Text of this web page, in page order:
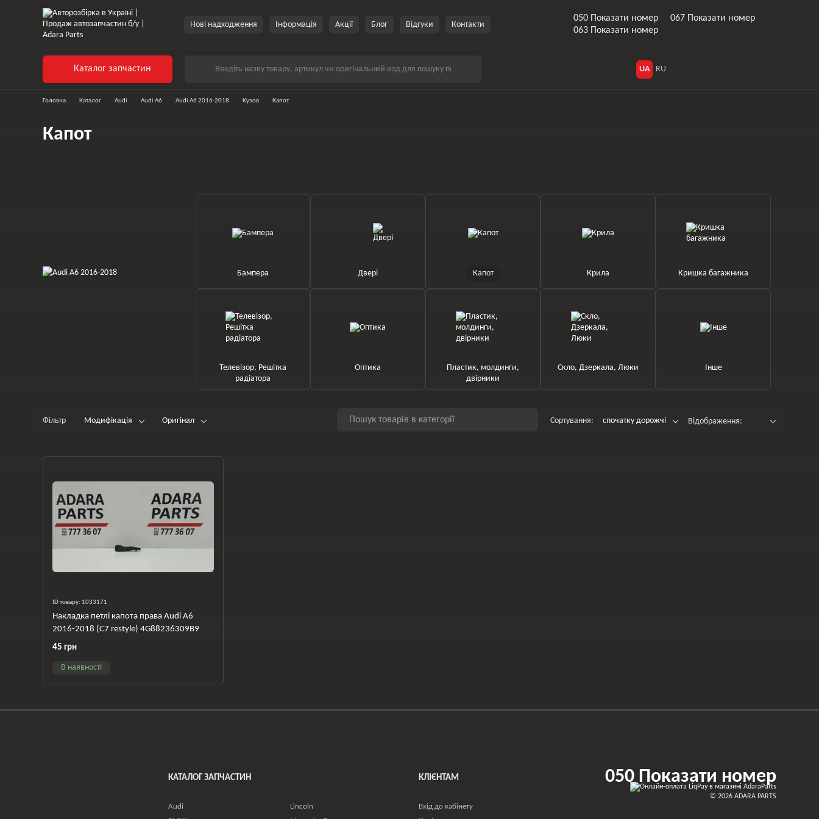
Перейти до основного контенту
Нові надходження
Інформація Акції Блог Відгуки Контакти
050 Показати номер
067 Показати номер
063 Показати номер
Каталог запчастин UA RU
Головна Каталог Audi Audi A6 Audi A6 2016-2018 Кузов Капот
Капот
Бампера Двері Капот Крила Кришка багажника
Телевізор, Решітка
радіатора
Оптика
Пластик, молдинги,
двірники
Скло, Дзеркала, Люки Інше
Фільтр Модифікація Оригінал Сортування: спочатку дорожчі Відображення:
ID товару: 1033171
Накладка петлі капота права Audi A6
2016-2018 (C7 restyle) 4G88236309B9
45 грн
В наявності
КАТАЛОГ ЗАПЧАСТИН
Audi
Lincoln
КЛІЄНТАМ
Вхід до кабінету
050 Показати номер
© 2026 ADARA PARTS